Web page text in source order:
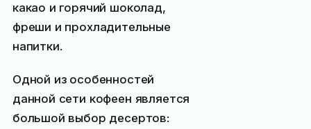
какао и горячий шоколад,
фреши и прохладительные
напитки.
Одной из особенностей
данной сети кофеен является
большой выбор десертов: